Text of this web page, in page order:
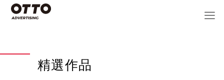
精選作品